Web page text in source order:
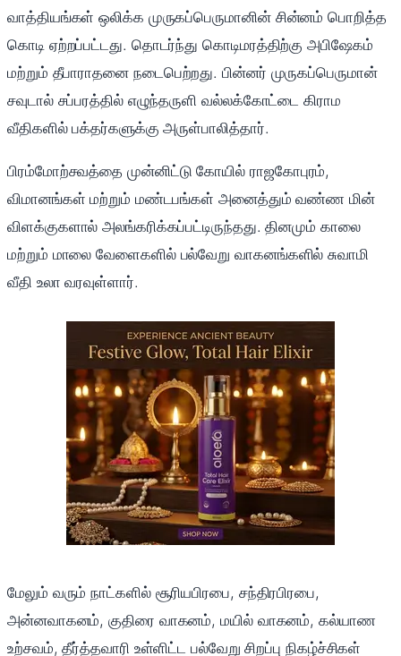
வாத்தியங்கள் ஒலிக்க முருகப்பெருமானின் சின்னம் பொறித்த
கொடி ஏற்றப்பட்டது. தொடர்ந்து கொடிமரத்திற்கு அபிஷேகம்
மற்றும் தீபாராதனை நடைபெற்றது. பின்னர் முருகப்பெருமான்
சவுடால் சப்பரத்தில் எழுந்தருளி வல்லக்கோட்டை கிராம
வீதிகளில் பக்தர்களுக்கு அருள்பாலித்தார்.
பிரம்மோற்சவத்தை முன்னிட்டு கோயில் ராஜகோபுரம்,
விமானங்கள் மற்றும் மண்டபங்கள் அனைத்தும் வண்ண மின்
விளக்குகளால் அலங்கரிக்கப்பட்டிருந்தது. தினமும் காலை
மற்றும் மாலை வேளைகளில் பல்வேறு வாகனங்களில் சுவாமி
வீதி உலா வரவுள்ளார்.
மேலும் வரும் நாட்களில் சூரியபிரபை, சந்திரபிரபை,
அன்னவாகனம், குதிரை வாகனம், மயில் வாகனம், கல்யாண
உற்சவம், தீர்த்தவாரி உள்ளிட்ட பல்வேறு சிறப்பு நிகழ்ச்சிகள்